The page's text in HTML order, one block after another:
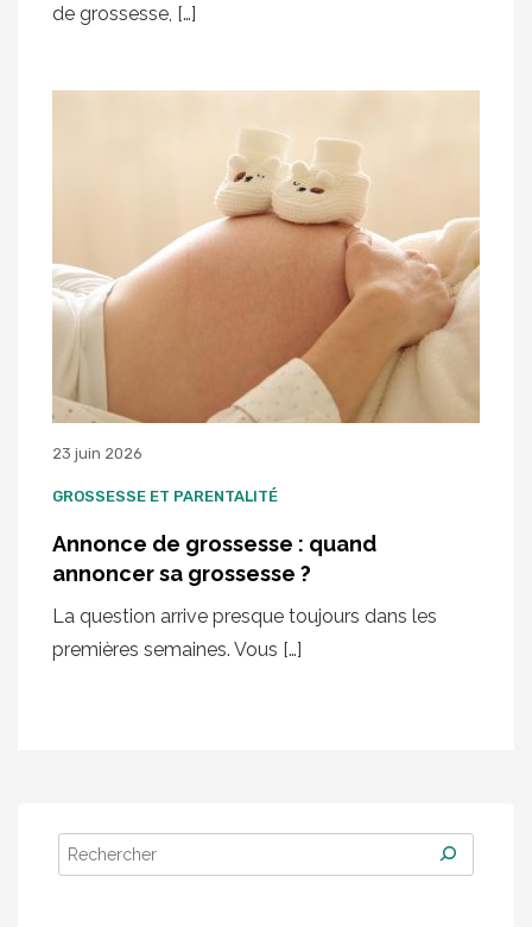
de grossesse, […]
23 juin 2026
GROSSESSE ET PARENTALITÉ
Annonce de grossesse : quand
annoncer sa grossesse ?
La question arrive presque toujours dans les
premières semaines. Vous […]